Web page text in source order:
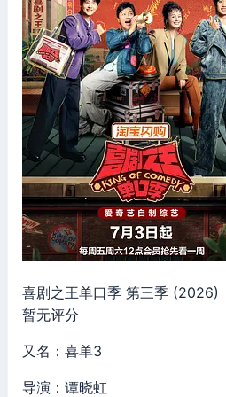
喜剧之王单口季 第三季 (2026)
暂无评分
又名：喜单3
导演：谭晓虹